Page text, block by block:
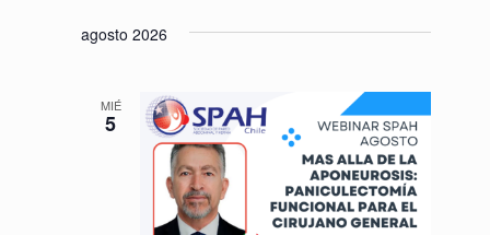
agosto 2026
MIÉ
5